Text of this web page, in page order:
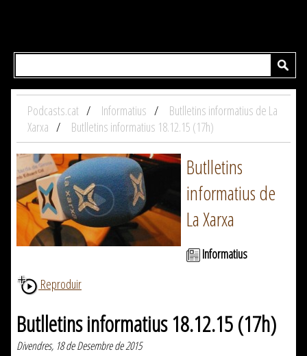
Podcasts.cat Informatius
Butlletins informatius de La
Xarxa
Butlletins informatius 18.12.15 (17h)
Butlletins
informatius de
La Xarxa
Informatius
Reproduir
Butlletins informatius 18.12.15 (17h)
Divendres, 18 de Desembre de 2015